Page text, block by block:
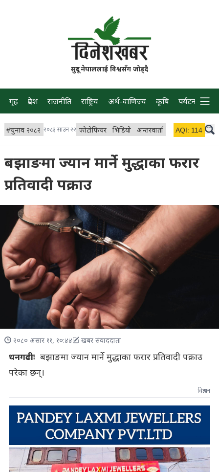
सुदूर नेपाललाई विश्वसँग जोड्दै
गृह प्रदेश राजनीति राष्ट्रिय अर्थ-वाणिज्य कृषि पर्यटन प्रवास
#चुनाव २०८२ २०८३ साउन २२ फोटोफिचर भिडियो अन्तरवार्ता विचार/ब्लग
AQI: 114
बझाङमा ज्यान मार्ने मुद्धाका फरार
प्रतिवादी पक्राउ
२०८० असार ११, १०:४४ खबर संवाददाता
धनगढीःबझाङमा ज्यान मार्ने मुद्धाका फरार प्रतिवादी पक्राउ
परेका छन्।
विज्ञापन